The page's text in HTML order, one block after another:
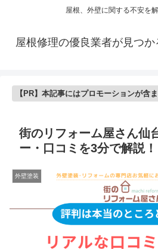
屋根、外壁に関する不安を
屋根修理の優良業者が見つ
【PR】本記事にはプロモーションが含
街のリフォーム屋さん仙
ー・口コミを3分で解説！
外壁塗装